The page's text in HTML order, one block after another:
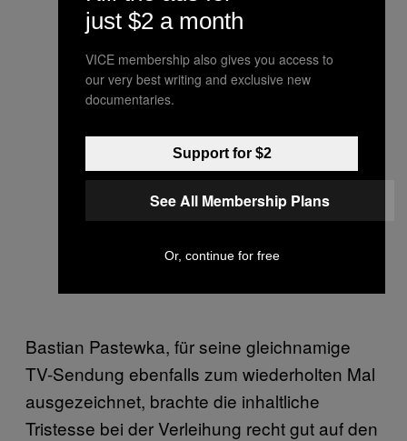
Bastian Pastewka, für seine gleichnamige
TV-Sendung ebenfalls zum wiederholten Mal
ausgezeichnet, brachte die inhaltliche
Tristesse bei der Verleihung recht gut auf den
just $2 a month
VICE membership also gives you access to
our very best writing and exclusive new
documentaries.
Support for $2
See All Membership Plans
Or, continue for free